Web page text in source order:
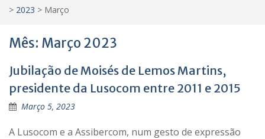
> 2023 > Março
Mês: Março 2023
Jubilação de Moisés de Lemos Martins,
presidente da Lusocom entre 2011 e 2015
Março 5, 2023
A Lusocom e a Assibercom, num gesto de expressão